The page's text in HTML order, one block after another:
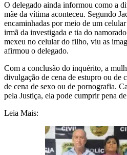
O delegado ainda informou como a
mãe da vítima aconteceu. Segundo
encaminhadas por meio de um
irmã da investigada e tia do
mexeu no celular do filho, viu as
afirmou o delegado.
Com a conclusão do inquérito, a
divulgação de cena de estupro ou de
de cena de sexo ou de pornografia.
pela Justiça, ela pode cumprir pena
Leia Mais: